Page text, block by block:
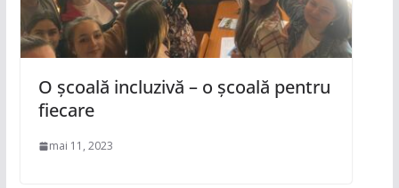
O școală incluzivă – o școală pentru
fiecare
mai 11, 2023